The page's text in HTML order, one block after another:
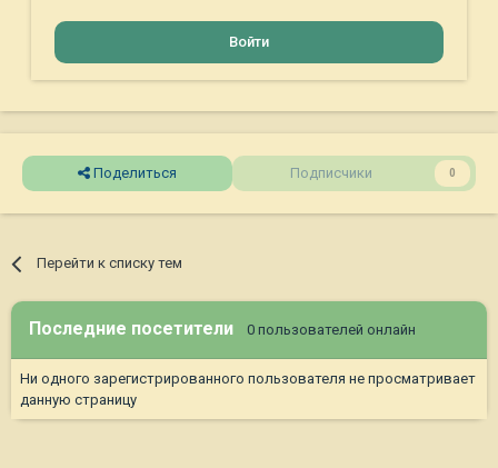
Войти
Поделиться Подписчики 0
Перейти к списку тем
Последние посетители 0 пользователей онлайн
Ни одного зарегистрированного пользователя не просматривает
данную страницу